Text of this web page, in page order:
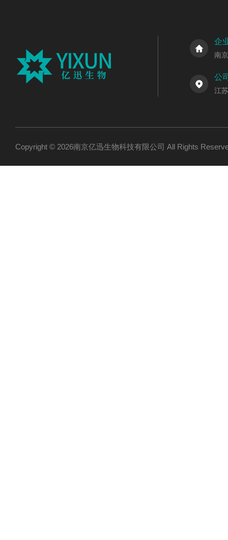
企
南
公
江
Copyright © 2026南京亿迅生物科技有限公司 All Rights